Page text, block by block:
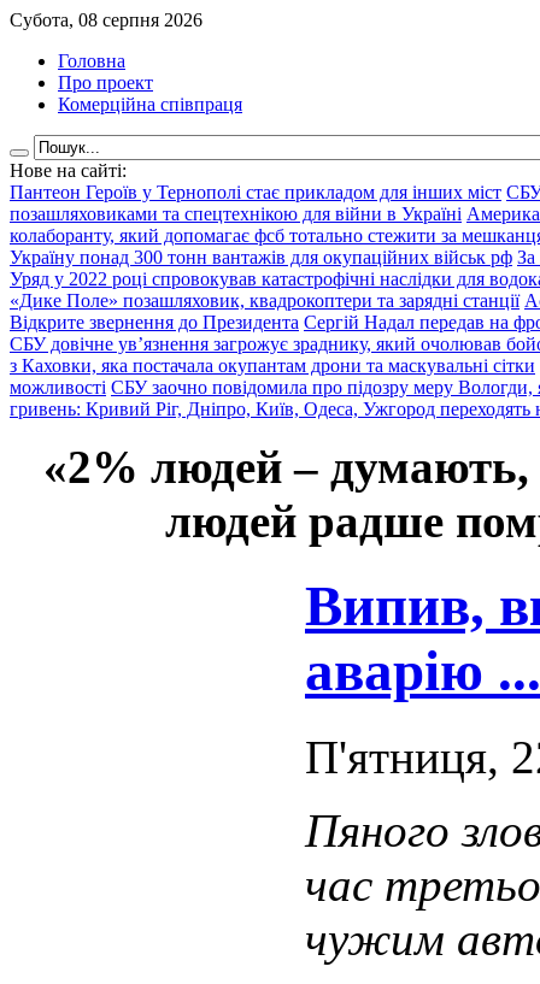
Субота, 08 серпня 2026
Головна
Про проект
Комерційна співпраця
Нове на сайті:
Пантеон Героїв у Тернополі стає прикладом для інших міст СБУ
позашляховиками та спецтехнікою для війни в Україні
колаборанту, який допомагає фсб тотально стежити за
Україну понад 300 тонн вантажів для окупаційних військ рф За
Уряд у 2022 році спровокував катастрофічні наслідки для
«Дике Поле» позашляховик, квадрокоптери та зарядні станції
Відкрите звернення до Президента Сергій Надал передав на
СБУ довічне ув’язнення загрожує зраднику, який очолював
з Каховки, яка постачала окупантам дрони та маскувальні сітки
можливості СБУ заочно повідомила про підозру меру Вологди,
гривень: Кривий Ріг, Дніпро, Київ, Одеса, Ужгород переходять
«2% людей –
людей радше
Випив,
аварію ...
П'ятниця,
Пяного
час
чужим